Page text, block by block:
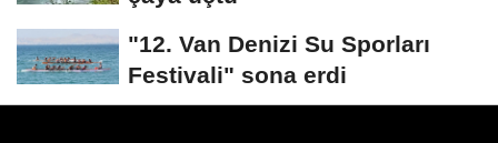
"12. Van Denizi Su Sporları
Festivali" sona erdi